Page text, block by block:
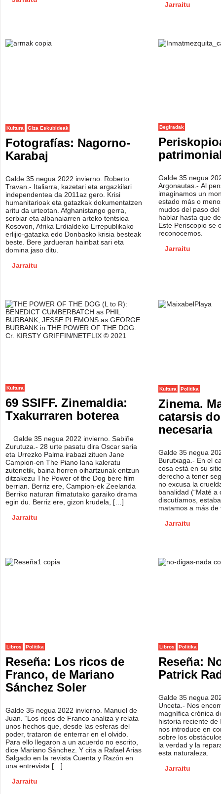
Jarraitu
Kultura Giza Eskubideak
Fotografías: Nagorno-
Karabaj
Galde 35 negua 2022 invierno. Roberto
Travan.- Italiarra, kazetari eta argazkilari
independentea da 2011az gero. Krisi
humanitarioak eta gatazkak dokumentatzen
aritu da urteotan. Afghanistango gerra,
serbiar eta albanaiarren arteko tentsioa
Kosovon, Afrika Erdialdeko Errepublikako
erlijio-gatazka edo Donbasko krisia besteak
beste. Bere jardueran hainbat sari eta
domina jaso ditu.
Jarraitu
Begiradak
Galde 35 negua
Argonautas.- Al
imaginamos un
estado más o
mudos del paso
hablar hasta que
Este Periscopio se
reconocemos.
Jarraitu
Kultura
69 SSIFF. Zinemaldia:
Txakurraren boterea
Galde 35 negua 2022 invierno. Sabiñe
Zurutuza.- 28 urte pasatu dira Oscar saria
eta Urrezko Palma irabazi zituen Jane
Campion-en The Piano lana kaleratu
zutenetik, baina horren oihartzunak entzun
ditzakezu The Power of the Dog bere film
berrian. Berriz ere, Campion-ek Zeelanda
Berriko naturan filmatutako garaiko drama
egin du. Berriz ere, gizon krudela, […]
Jarraitu
Kultura Politika
Zinema.
catarsis
necesaria
Galde 35 negua
Burutxaga.- En el
cosa está en su
derecho a tener
no excusa la
banalidad (“Maté
discutíamos,
matamos a más de
Jarraitu
Libros Politika
Reseña: Los ricos de
Franco, de Mariano
Sánchez Soler
Galde 35 negua 2022 invierno. Manuel de
Juan. “Los ricos de Franco analiza y relata
unos hechos que, desde las esferas del
poder, trataron de enterrar en el olvido.
Para ello llegaron a un acuerdo no escrito,
dice Mariano Sánchez. Y cita a Rafael Arias
Salgado en la revista Cuenta y Razón en
una entrevista […]
Jarraitu
Libros Politika
Reseña:
Patrick
Galde 35 negua
Unceta.- Nos
magnífica crónica
historia reciente de
nos introduce en
sobre los
la verdad y la
esta naturaleza.
Jarraitu